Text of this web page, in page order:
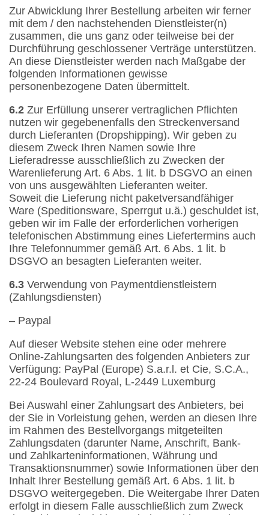
Zur Abwicklung Ihrer Bestellung arbeiten wir ferner
mit dem / den nachstehenden Dienstleister(n)
zusammen, die uns ganz oder teilweise bei der
Durchführung geschlossener Verträge unterstützen.
An diese Dienstleister werden nach Maßgabe der
folgenden Informationen gewisse
personenbezogene Daten übermittelt.
6.2 Zur Erfüllung unserer vertraglichen Pflichten
nutzen wir gegebenenfalls den Streckenversand
durch Lieferanten (Dropshipping). Wir geben zu
diesem Zweck Ihren Namen sowie Ihre
Lieferadresse ausschließlich zu Zwecken der
Warenlieferung Art. 6 Abs. 1 lit. b DSGVO an einen
von uns ausgewählten Lieferanten weiter.
Soweit die Lieferung nicht paketversandfähiger
Ware (Speditionsware, Sperrgut u.ä.) geschuldet ist,
geben wir im Falle der erforderlichen vorherigen
telefonischen Abstimmung eines Liefertermins auch
Ihre Telefonnummer gemäß Art. 6 Abs. 1 lit. b
DSGVO an besagten Lieferanten weiter.
6.3 Verwendung von Paymentdienstleistern
(Zahlungsdiensten)
– Paypal
Auf dieser Website stehen eine oder mehrere
Online-Zahlungsarten des folgenden Anbieters zur
Verfügung: PayPal (Europe) S.a.r.l. et Cie, S.C.A.,
22-24 Boulevard Royal, L-2449 Luxemburg
Bei Auswahl einer Zahlungsart des Anbieters, bei
der Sie in Vorleistung gehen, werden an diesen Ihre
im Rahmen des Bestellvorgangs mitgeteilten
Zahlungsdaten (darunter Name, Anschrift, Bank-
und Zahlkarteninformationen, Währung und
Transaktionsnummer) sowie Informationen über den
Inhalt Ihrer Bestellung gemäß Art. 6 Abs. 1 lit. b
DSGVO weitergegeben. Die Weitergabe Ihrer Daten
erfolgt in diesem Falle ausschließlich zum Zweck